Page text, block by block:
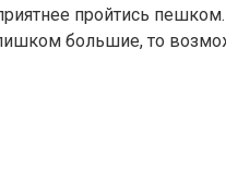
пройтись
большие, то